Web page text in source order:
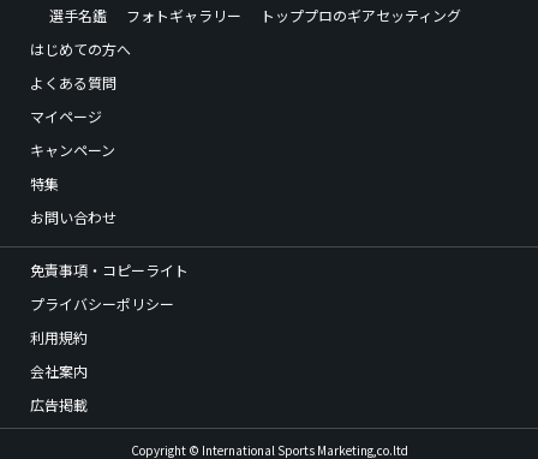
選手名鑑
フォトギャラリー
トッププロのギアセッティング
はじめての方へ
よくある質問
マイページ
キャンペーン
特集
お問い合わせ
免責事項・コピーライト
プライバシーポリシー
利用規約
会社案内
広告掲載
Copyright © International Sports Marketing,co.ltd